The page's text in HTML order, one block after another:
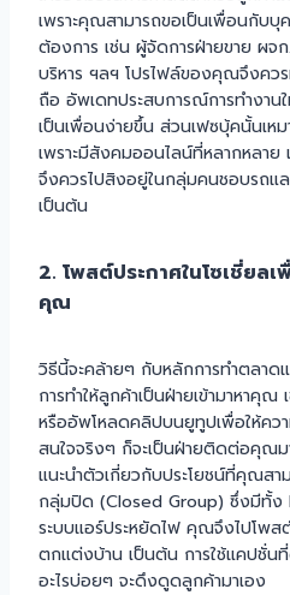
เพราะคุณสามารถขอเป็นเพื่อนกับ
ต้องการ เช่น ผู้จัดการฝ่ายขาย ผ
บริหาร ฯลฯ โปรไฟล์ของคุณจึงควร
ถือ อัพเดทประสบการณ์การทำงา
เป็นเพื่อนง่ายขึ้น ส่วนเฟซบุ้คนั้นเห
เพราะมีสังคมออนไลน์ที่หลากหลา
จึงควรไปสิงอยู่ในกลุ่มคนชอบรถแล
เป็นต้น
2. โพสต์ประกาศในโซเชี่ยลเ
คุณ
วิธีนี้จะคล้ายๆ กับหลักการทำตลา
การทำให้ลูกค้าเป็นฝ่ายเข้ามาหาคุ
หรืออัพโหลดคลิปบนยูทูปเพื่อให้คว
สนใจจริงๆ ก็จะเป็นฝ่ายติดต่อคุณ
แนะนำตัวเกี่ยวกับประโยชน์ที่คุณสา
กลุ่มปิด (Closed Group) ซึ่งมีทั้ง
ระบบแอร์ประหยัดไฟ คุณจึงไปโพส
ตกแต่งบ้าน เป็นต้น การใช้แคปชั่
อะไรบ่อยๆ จะดึงดูดลูกค้ามาเอง